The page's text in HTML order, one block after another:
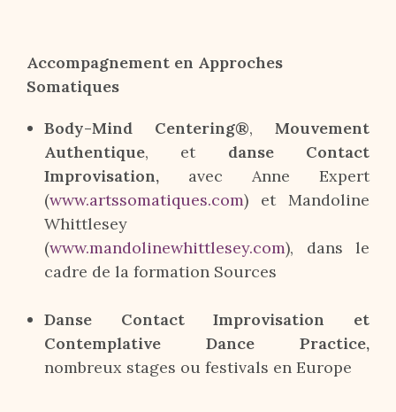
Accompagnement en Approches
Somatiques
Body-Mind Centering®, Mouvement
Authentique, et danse Contact
Improvisation, avec Anne Expert
(www.artssomatiques.com) et Mandoline
Whittlesey
(www.mandolinewhittlesey.com), dans le
cadre de la formation Sources
Danse Contact Improvisation et
Contemplative Dance Practice,
nombreux stages ou festivals en Europe